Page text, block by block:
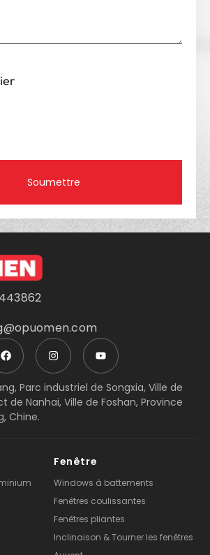
Soumettre
Parc industriel de Songxia, Ville de
de Nanhai, Ville de Foshan, Province
Chine.
Fenêtre
Windows à battements
Fenêtres coulissantes
Fenêtres pliantes
Inclinaison & Tourner les fenêtres